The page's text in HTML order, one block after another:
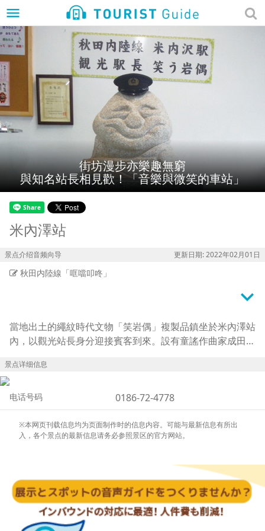
menu
街坊漫步亦樂趣無窮
與知名站長相見歡！「音樂與微笑的車站」
米內澤站
景点介绍音频向导 更新日期: 2022年02月01日
秋田内陸線「哐噹叩咚」
keyboard_arrow_down
當地出土的繩紋時代文物「笑岩偶」複製品鎮坐於米內澤站
內，以觀光站長身分迎接賓客到來。設有童謠作曲家成田為
史與魅力。
景点详细信息
电话号码 0186-72-4778
※本网页刊载信息均为页面制作时的信息内容。可能与最新信息有所出
入，各个景点的最新信息请务必参照景区的官方网站。